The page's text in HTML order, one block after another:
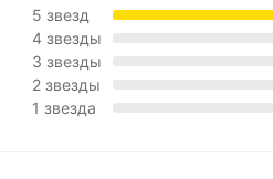
5 звезд
4 звезды
3 звезды
2 звезды
1 звезда